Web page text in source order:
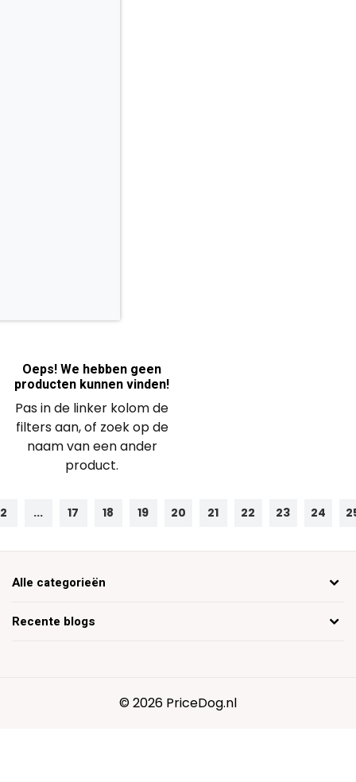
Oeps! We hebben geen
producten kunnen vinden!
Pas in de linker kolom de
filters aan, of zoek op de
naam van een ander
product.
2 ... 17 18 19 20 21 22 23 24
Recente blogs
Alle categorieën
© 2026 PriceDog.nl